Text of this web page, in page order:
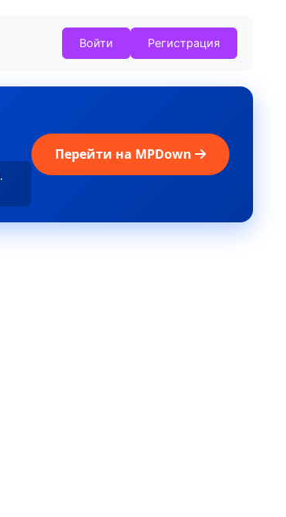
Войти Регистрация
.
Перейти на MPDown